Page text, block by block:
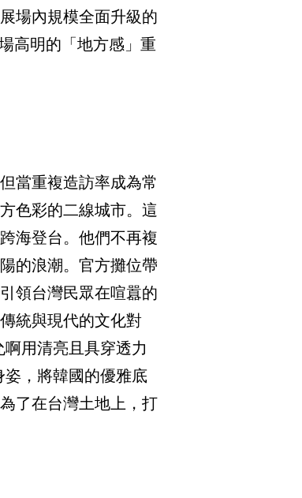
場內規模全面升級的
高明的「地方感」重
當重複造訪率成為常
色彩的二線城市。這
海登台。他們不再複
的浪潮。官方攤位帶
領台灣民眾在喧囂的
統與現代的文化對
用清亮且具穿透力
，將韓國的優雅底
了在台灣土地上，打